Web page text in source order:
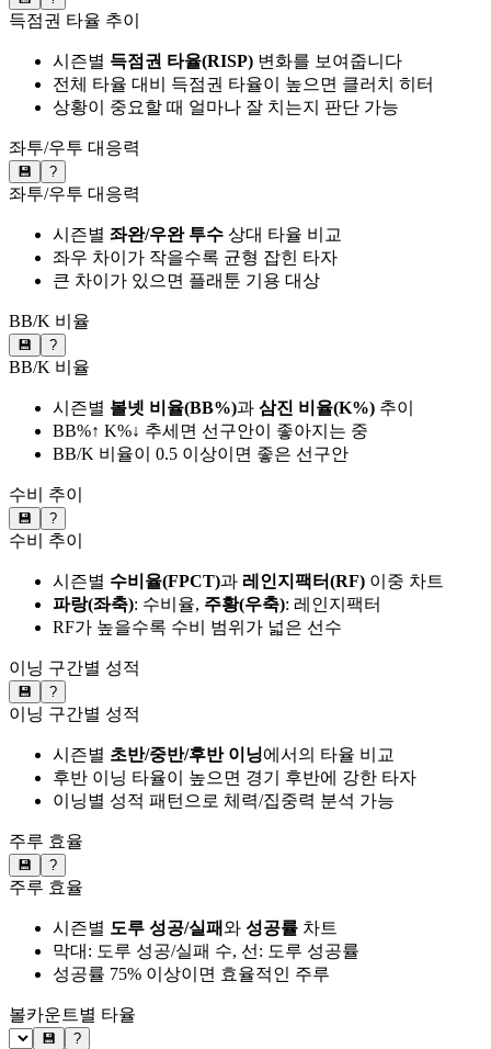
득점권 타율 추이
시즌별 득점권 타율(RISP) 변화를 보여줍니다
전체 타율 대비 득점권 타율이 높으면 클러치 히터
상황이 중요할 때 얼마나 잘 치는지 판단 가능
좌투/우투 대응력
💾 ?
좌투/우투 대응력
시즌별 좌완/우완 투수 상대 타율 비교
좌우 차이가 작을수록 균형 잡힌 타자
큰 차이가 있으면 플래툰 기용 대상
BB/K 비율
💾 ?
BB/K 비율
시즌별 볼넷 비율(BB%)과 삼진 비율(K%) 추이
BB%↑ K%↓ 추세면 선구안이 좋아지는 중
BB/K 비율이 0.5 이상이면 좋은 선구안
수비 추이
💾 ?
수비 추이
시즌별 수비율(FPCT)과 레인지팩터(RF) 이중 차트
파랑(좌축): 수비율, 주황(우축): 레인지팩터
RF가 높을수록 수비 범위가 넓은 선수
이닝 구간별 성적
💾 ?
이닝 구간별 성적
시즌별 초반/중반/후반 이닝에서의 타율 비교
후반 이닝 타율이 높으면 경기 후반에 강한 타자
이닝별 성적 패턴으로 체력/집중력 분석 가능
주루 효율
💾 ?
주루 효율
시즌별 도루 성공/실패와 성공률 차트
막대: 도루 성공/실패 수, 선: 도루 성공률
성공률 75% 이상이면 효율적인 주루
볼카운트별 타율
💾 ?